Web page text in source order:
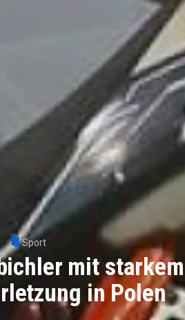
Sport
mit starkem
in Polen